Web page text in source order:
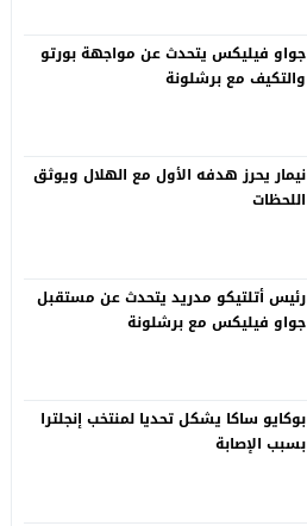
جواو فيليكس يتحدث عن مواجهة بورتو
والتكيف مع برشلونة
نيمار يحرز هدفه الأول مع الهلال ويوثق
اللحظات
رئيس أتلتيكو مدريد يتحدث عن مستقبل
جواو فيليكس مع برشلونة
بوكايو ساكا يشكل تحديا لمنتخب إنجلترا
بسبب الإصابة